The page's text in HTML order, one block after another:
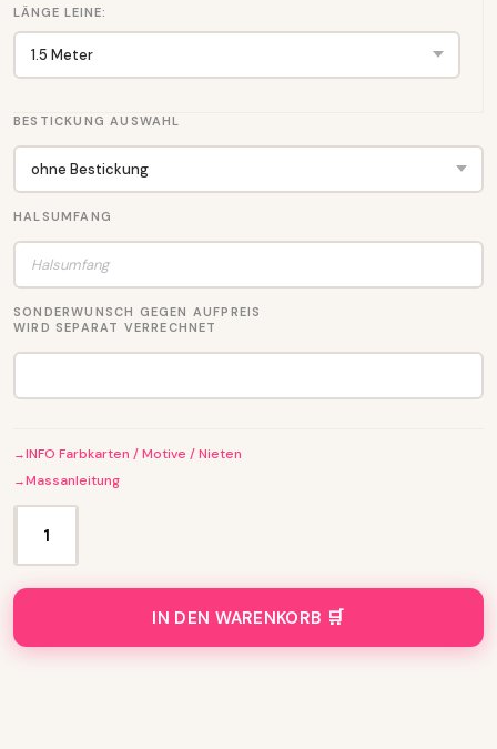
LÄNGE LEINE:
BESTICKUNG AUSWAHL
HALSUMFANG
SONDERWUNSCH GEGEN AUFPREIS
WIRD SEPARAT VERRECHNET
INFO Farbkarten / Motive / Nieten
Massanleitung
e
i
e
m
IN DEN WARENKORB